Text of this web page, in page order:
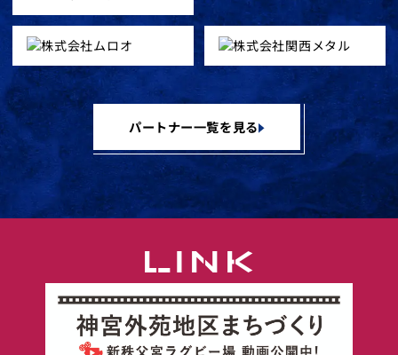
パートナー一覧を見る
LINK